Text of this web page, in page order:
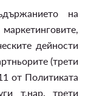
на
дейности
(трети
от Политиката
т.нар. трети